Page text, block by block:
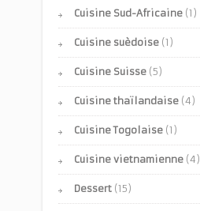
Cuisine Sud-Africaine (1)
Cuisine suèdoise (1)
Cuisine Suisse (5)
Cuisine thaïlandaise (4)
Cuisine Togolaise (1)
Cuisine vietnamienne (4)
Dessert (15)